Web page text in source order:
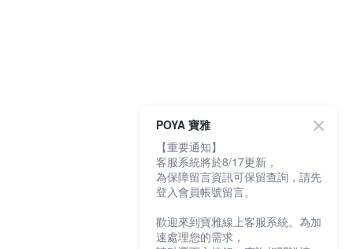
POYA 寶雅
【重要通知】
客服系統將於8/17更新，
為保障留言資訊可保留查詢，請先
登入會員帳號留言。
歡迎來到寶雅線上客服系統。為加
速處理您的需求，